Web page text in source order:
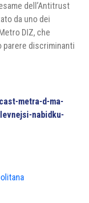
dell’Antitrust
da uno dei
DIZ, che
parere discriminanti
metra-d-ma-
nabidku-